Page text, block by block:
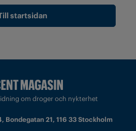
startsidan
om droger och nykterhet
Bondegatan 21, 116 33 Stockholm